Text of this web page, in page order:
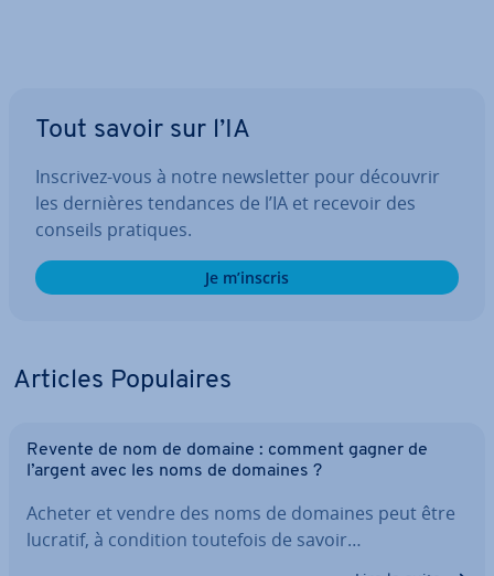
Tout savoir sur l’IA
Inscrivez-vous à notre news­let­ter pour découvrir
les dernières tendances de l’IA et recevoir des
conseils pratiques.
Je m’inscris
Articles Po­pu­laires
Revente de nom de domaine : comment gagner de
l’argent avec les noms de domaines ?
Acheter et vendre des noms de domaines peut être
lucratif, à condition toutefois de savoir…